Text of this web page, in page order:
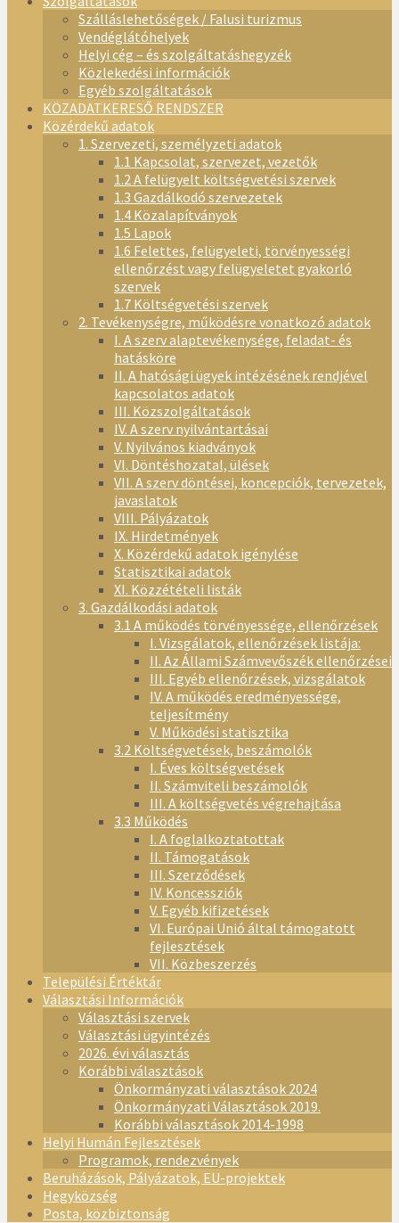
Szálláslehetőségek / Falusi turizmus
Vendéglátóhelyek
Helyi cég – és szolgáltatáshegyzék
Közlekedési információk
Egyéb szolgáltatások
KÖZADATKERESŐ RENDSZER
Közérdekű adatok
1. Szervezeti, személyzeti adatok
1.1 Kapcsolat, szervezet, vezetők
1.2 A felügyelt költségvetési szervek
1.3 Gazdálkodó szervezetek
1.4 Közalapítványok
1.5 Lapok
1.6 Felettes, felügyeleti, törvényességi
ellenőrzést vagy felügyeletet gyakorló
szervek
1.7 Költségvetési szervek
2. Tevékenységre, működésre vonatkozó adatok
I. A szerv alaptevékenysége, feladat- és
hatásköre
II. A hatósági ügyek intézésének rendjével
kapcsolatos adatok
III. Közszolgáltatások
IV. A szerv nyilvántartásai
V. Nyilvános kiadványok
VI. Döntéshozatal, ülések
VII. A szerv döntései, koncepciók, tervezetek,
javaslatok
VIII. Pályázatok
IX. Hirdetmények
X. Közérdekű adatok igénylése
Statisztikai adatok
XI. Közzétételi listák
3. Gazdálkodási adatok
3.1 A működés törvényessége, ellenőrzések
I. Vizsgálatok, ellenőrzések listája:
II. Az Állami Számvevőszék ellenőrzései
III. Egyéb ellenőrzések, vizsgálatok
IV. A működés eredményessége,
teljesítmény
V. Működési statisztika
3.2 Költségvetések, beszámolók
I. Éves költségvetések
II. Számviteli beszámolók
III. A költségvetés végrehajtása
3.3 Működés
I. A foglalkoztatottak
II. Támogatások
III. Szerződések
IV. Koncessziók
V. Egyéb kifizetések
VI. Európai Unió által támogatott
fejlesztések
VII. Közbeszerzés
Települési Értéktár
Választási Információk
Választási szervek
Választási ügyintézés
2026. évi választás
Korábbi választások
Önkormányzati választások 2024
Önkormányzati Választások 2019.
Korábbi választások 2014-1998
Helyi Humán Fejlesztések
Programok, rendezvények
Beruházások, Pályázatok, EU-projektek
Hegyközség
Posta, közbiztonság